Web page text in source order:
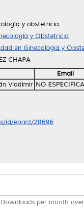
y obstetricia
y Obstetricia
en Ginecologia y
CHAPA
Email
Vladimir NO
id/eprint/28696
Downloads per month